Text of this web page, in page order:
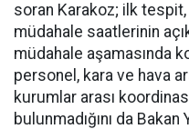
soran Karakoz; ilk
müdahale saatlerinin
müdahale aşamasında
personel, kara ve hava
kurumlar arası
bulunmadığını da Bakan